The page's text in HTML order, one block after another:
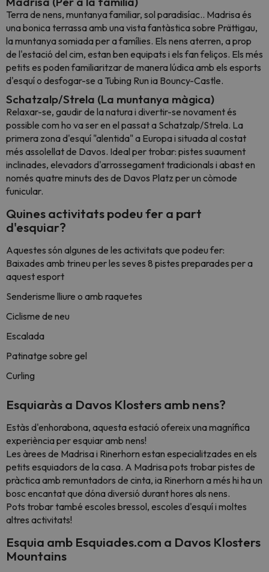
Terra de nens, muntanya familiar, sol paradisíac.. Madrisa és
una bonica terrassa amb una vista fantàstica sobre Prättigau,
la muntanya somiada per a famílies. Els nens aterren, a prop
de l'estació del cim, estan ben equipats i els fan feliços. Els més
petits es poden familiaritzar de manera lúdica amb els esports
d'esquí o desfogar-se a Tubing Run ia Bouncy-Castle.
Schatzalp/Strela (La muntanya màgica)
Relaxar-se, gaudir de la natura i divertir-se novament és
possible com ho va ser en el passat a Schatzalp/Strela. La
primera zona d'esquí "alentida" a Europa i situada al costat
més assolellat de Davos. Ideal per trobar: pistes suaument
inclinades, elevadors d'arrossegament tradicionals i abast en
només quatre minuts des de Davos Platz per un còmode
funicular.
Quines activitats podeu fer a part
d'esquiar?
Aquestes són algunes de les activitats que podeu fer:
Baixades amb trineu per les seves 8 pistes preparades per a
aquest esport
Senderisme lliure o amb raquetes
Ciclisme de neu
Escalada
Patinatge sobre gel
Curling
Esquiaràs a Davos Klosters amb nens?
Estàs d'enhorabona, aquesta estació ofereix una magnífica
experiència per esquiar amb nens!
Les àrees de Madrisa i Rinerhorn estan especialitzades en els
petits esquiadors de la casa. A Madrisa pots trobar pistes de
pràctica amb remuntadors de cinta, ia Rinerhorn a més hi ha un
bosc encantat que dóna diversió durant hores als nens.
Pots trobar també escoles bressol, escoles d'esquí i moltes
altres activitats!
Esquia amb Esquiades.com a Davos Klosters
Mountains